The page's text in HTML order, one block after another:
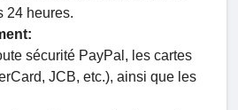
24 heures.
sécurité PayPal, les cartes
JCB, etc.), ainsi que les